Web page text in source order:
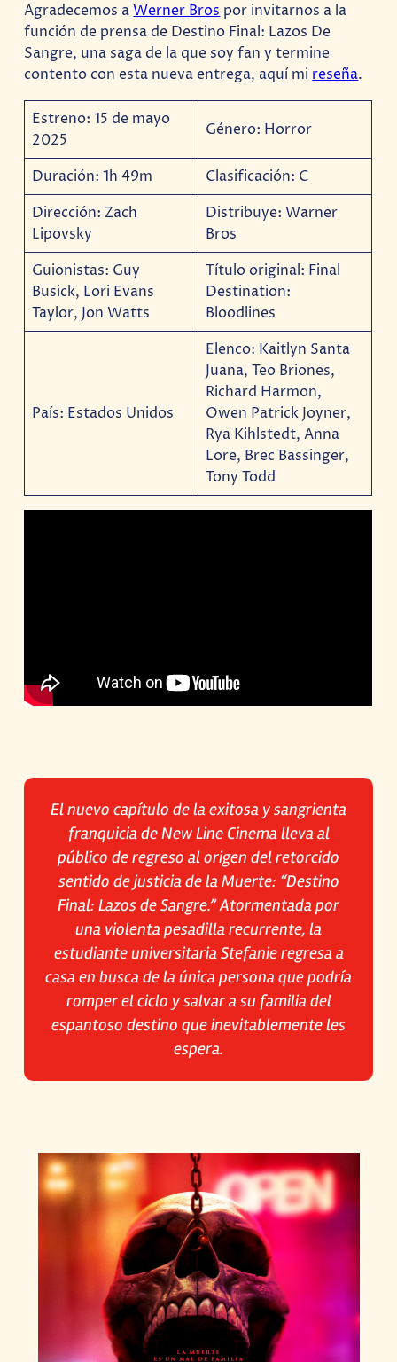
Agradecemos aWerner Bros por invitarnos a la
función de prensa de Destino Final: Lazos De
Sangre, una saga de la que soy fan y termine
contento con esta nueva entrega, aquí mi reseña.
Estreno: 15 de mayo
2025
Género: Horror
Duración: 1h 49m
Clasificación: C
Dirección: Zach
Lipovsky
Distribuye: Warner
Bros
Guionistas: Guy
Busick, Lori Evans
Taylor, Jon Watts
Título original: Final
Destination:
Bloodlines
País: Estados Unidos
Elenco: Kaitlyn Santa
Juana, Teo Briones,
Richard Harmon,
Owen Patrick Joyner,
Rya Kihlstedt, Anna
Lore, Brec Bassinger,
Tony Todd
El nuevo capítulo de la exitosa y sangrienta
franquicia de New Line Cinema lleva al
público de regreso al origen del retorcido
sentido de justicia de la Muerte: “Destino
Final: Lazos de Sangre.” Atormentada por
una violenta pesadilla recurrente, la
estudiante universitaria Stefanie regresa a
casa en busca de la única persona que podría
romper el ciclo y salvar a su familia del
espantoso destino que inevitablemente les
espera.